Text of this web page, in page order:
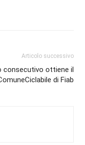
Articolo successivo
consecutivo ottiene il
di Fiab